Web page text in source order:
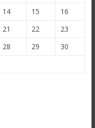
14 15
16
21 22
23
28 29
30